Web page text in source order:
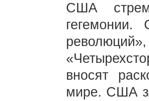
США
вносят
мире. США